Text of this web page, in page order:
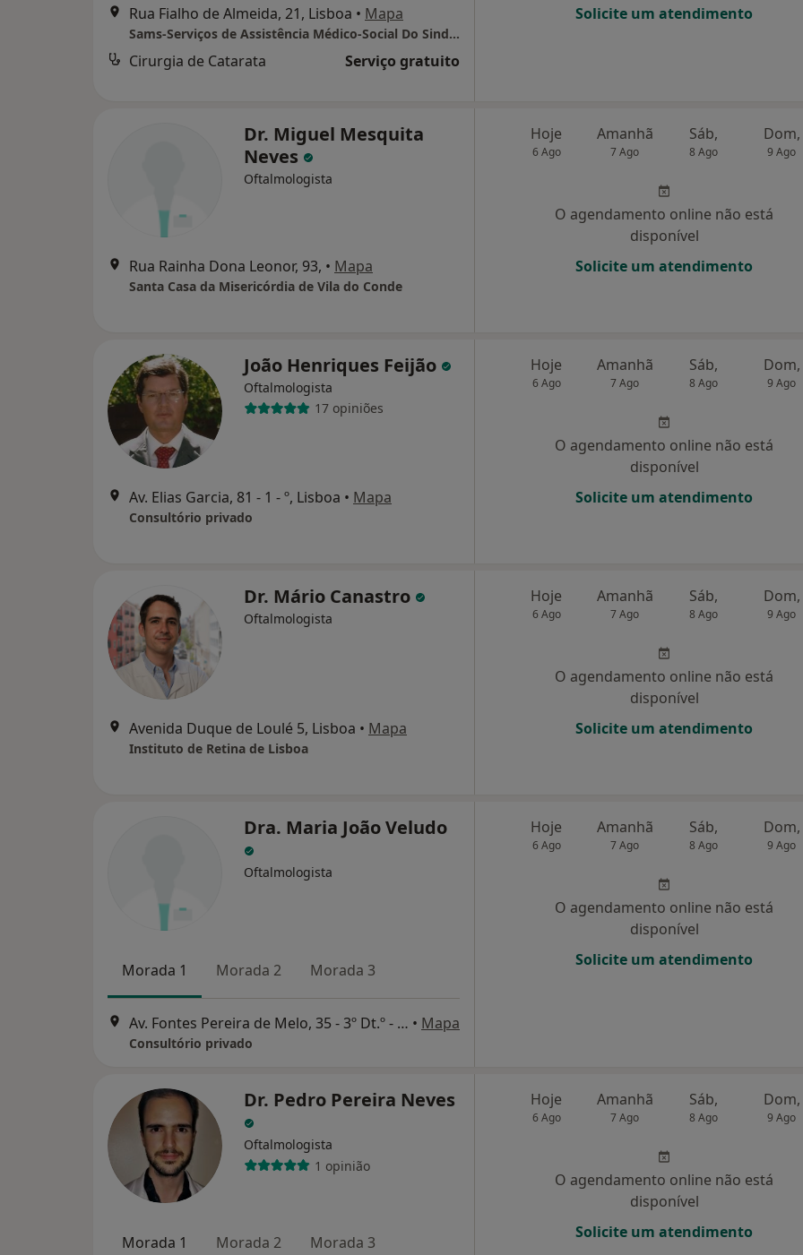
Rua Fialho de Almeida, 21, Lisboa • Mapa
Sams-Serviços de Assistência Médico-Social Do Sindicato Dos Bancários Do Sul E Ilhas
Cirurgia de Catarata Serviço gratuito
Solicite um atendimento
Dr. Miguel Mesquita
Neves
Oftalmologista
Rua Rainha Dona Leonor, 93, • Mapa
Santa Casa da Misericórdia de Vila do Conde
Hoje
6 Ago
Amanhã
7 Ago
Sáb,
8 Ago
Dom,
9 Ago
O agendamento online não está
disponível
Solicite um atendimento
João Henriques Feijão
Oftalmologista
17 opiniões
Av. Elias Garcia, 81 - 1 - º, Lisboa • Mapa
Consultório privado
Hoje
6 Ago
Amanhã
7 Ago
Sáb,
8 Ago
Dom,
9 Ago
O agendamento online não está
disponível
Solicite um atendimento
Dr. Mário Canastro
Oftalmologista
Avenida Duque de Loulé 5, Lisboa • Mapa
Instituto de Retina de Lisboa
Hoje
6 Ago
Amanhã
7 Ago
Sáb,
8 Ago
Dom,
9 Ago
O agendamento online não está
disponível
Solicite um atendimento
Dra. Maria João Veludo
Oftalmologista
Morada 1 Morada 2 Morada 3
Av. Fontes Pereira de Melo, 35 - 3º Dt.º - Edf. Imaviz, Lisboa • Mapa
Consultório privado
Hoje
6 Ago
Amanhã
7 Ago
Sáb,
8 Ago
Dom,
9 Ago
O agendamento online não está
disponível
Solicite um atendimento
Dr. Pedro Pereira Neves
Oftalmologista
1 opinião
Morada 1 Morada 2 Morada 3
Hoje
6 Ago
Amanhã
7 Ago
Sáb,
8 Ago
Dom,
9 Ago
O agendamento online não está
disponível
Solicite um atendimento